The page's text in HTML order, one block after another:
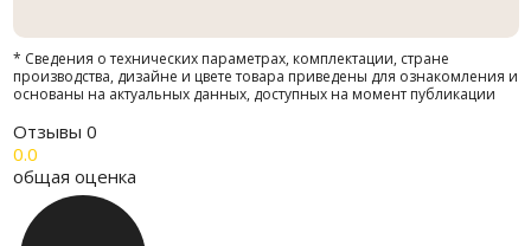
* Сведения о технических параметрах, комплектации, стране
производства, дизайне и цвете товара приведены для ознакомления и
основаны на актуальных данных, доступных на момент публикации
Отзывы 0
0.0
общая оценка